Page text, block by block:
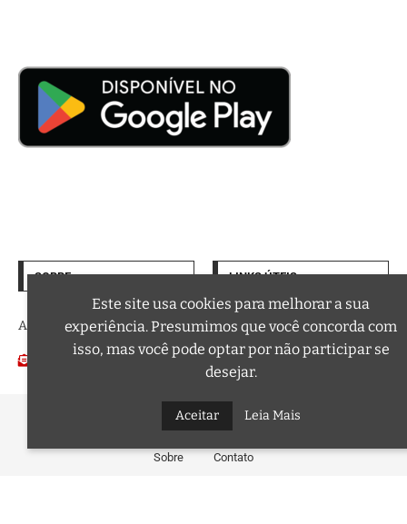
SOBRE
A trilha sonora da sua vida
Email:
LINKS ÚTEIS
Termos de Uso
Política de Privacidade
Podcasts
@2026 – Todos os Direitos Reservados a Curta FM
Sobre Contato
Este site usa cookies para melhorar a sua
experiência. Presumimos que você concorda com
isso, mas você pode optar por não participar se
desejar.
Aceitar Leia Mais